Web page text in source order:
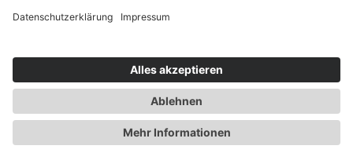
5 Gründe für den Urlaub an der Costa del Sol
Sechs einzigartige Erlebnisse auf den Malediven
Datenschutz| Webseitenübersicht